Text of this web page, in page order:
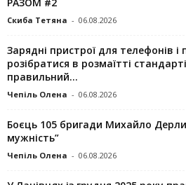
Скиба Тетяна - 06.08.2026
Зарядні пристрої для телефонів і
розібратися в розмаїтті
правильний...
Чепіль Олена - 06.08.2026
Боєць 105 бригади Михайло
мужність”
Чепіль Олена - 06.08.2026